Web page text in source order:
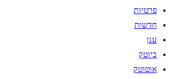
פרטיות
חדשות
ענן
ביוטק
אוטוטק